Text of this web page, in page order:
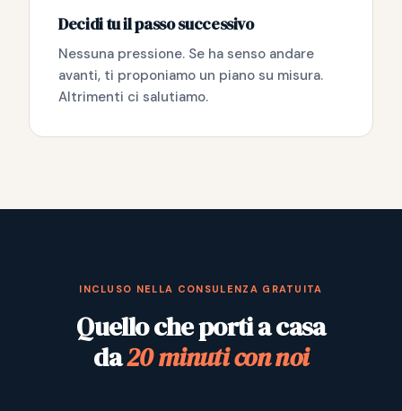
Decidi tu il passo successivo
Nessuna pressione. Se ha senso andare
avanti, ti proponiamo un piano su misura.
Altrimenti ci salutiamo.
INCLUSO NELLA CONSULENZA GRATUITA
Quello che porti a casa
da20 minuti con noi